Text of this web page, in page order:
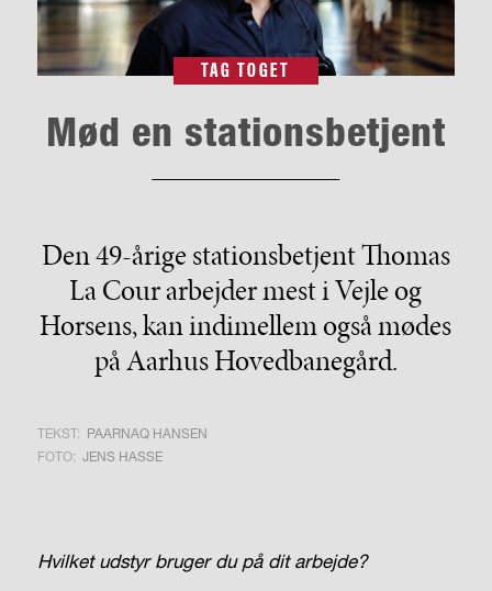
TAG TOGET
Mød en stationsbetjent
Den 49-årige stationsbetjent Thomas
La Cour arbejder mest i Vejle og
Horsens, kan indimellem også mødes
på Aarhus Hovedbanegård.
TEKST: PAARNAQ HANSEN
FOTO: JENS HASSE
Hvilket udstyr bruger du på dit arbejde?